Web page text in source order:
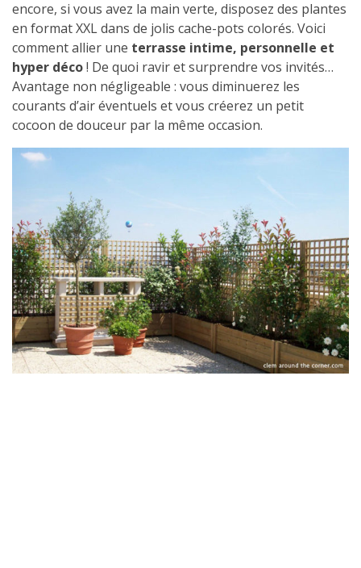
encore, si vous avez la main verte, disposez des plantes
en format XXL dans de jolis cache-pots colorés. Voici
comment allier une terrasse intime, personnelle et
hyper déco! De quoi ravir et surprendre vos invités…
Avantage non négligeable : vous diminuerez les
courants d’air éventuels et vous créerez un petit
cocoon de douceur par la même occasion.